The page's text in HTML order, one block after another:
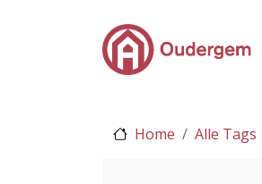
Ga naar de hoofdinhoud
Home Alle Tags